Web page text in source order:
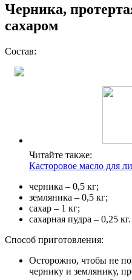
Черника,
сахаром
Состав:
Читайте также:
Касторовое масло для
черника – 0,5 кг;
земляника – 0,5 кг;
сахар – 1 кг;
сахарная пудра – 0,25 кг.
Способ приготовления:
Осторожно, чтобы не
чернику и землянику,